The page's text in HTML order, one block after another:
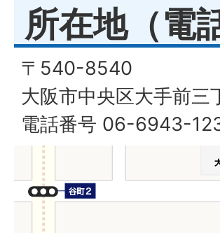
所在地（電
〒540-8540
大阪市中央区大手前三
電話番号 06-6943-